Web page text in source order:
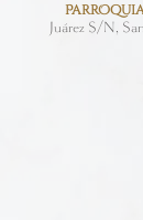
Juárez S/N,